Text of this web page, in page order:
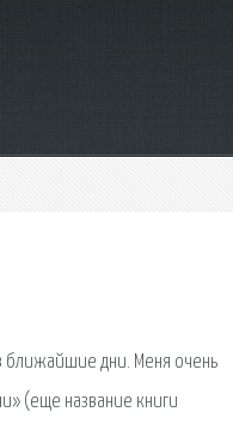
в ближайшие дни. Меня очень
(еще название книги